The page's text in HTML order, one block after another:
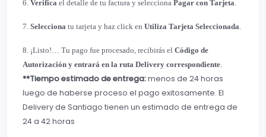
6. Verifica el detalle de tu factura y selecciona Pagar con Tarjeta.
7. Selecciona tu tarjeta y haz click en Utiliza Tarjeta Seleccionada.
8. ¡Listo!… Tu pago fue procesado, recibirás el Código de
Autorización y entrará en la ruta Delivery correspondiente.
**Tiempo estimado de entrega:menos de 24 horas
luego de haberse proceso el pago exitosamente. El
Delivery de Santiago tienen un estimado de entrega de
24 a 42 horas